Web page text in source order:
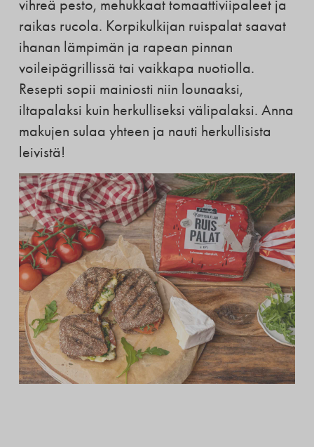
vihreä pesto, mehukkaat tomaattiviipaleet ja
raikas rucola. Korpikulkijan ruispalat saavat
ihanan lämpimän ja rapean pinnan
voileipägrillissä tai vaikkapa nuotiolla.
Resepti sopii mainiosti niin lounaaksi,
iltapalaksi kuin herkulliseksi välipalaksi. Anna
makujen sulaa yhteen ja nauti herkullisista
leivistä!